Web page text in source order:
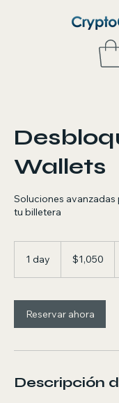
Wallets
Soluciones
tu billetera
1 day
dólares
estadounidenses
$1,050
Reservar ahora
Descripción